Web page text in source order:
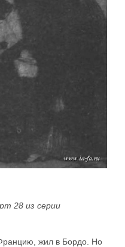
28 из серии
жил в Бордо. Но